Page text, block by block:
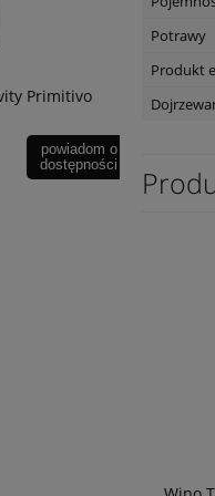
Primitivo
powiadom o
dostępności
Wino
Potrawy
Produkt